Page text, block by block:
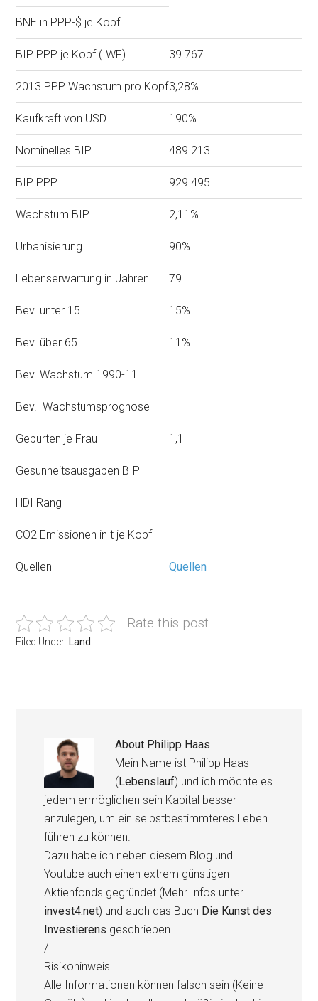
BNE in PPP-$ je Kopf
BIP PPP je Kopf (IWF) 39.767
2013 PPP Wachstum pro Kopf3,28%
Kaufkraft von USD 190%
Nominelles BIP 489.213
BIP PPP 929.495
Wachstum BIP 2,11%
Urbanisierung 90%
Lebenserwartung in Jahren 79
Bev. unter 15 15%
Bev. über 65 11%
Bev. Wachstum 1990-11
Bev. Wachstumsprognose
Geburten je Frau 1,1
Gesunheitsausgaben BIP
HDI Rang
CO2 Emissionen in t je Kopf
Quellen Quellen
Rate this post
Filed Under: Land
About Philipp Haas
Mein Name ist Philipp Haas
(Lebenslauf) und ich möchte es
jedem ermöglichen sein Kapital besser
anzulegen, um ein selbstbestimmteres Leben
führen zu können.
Dazu habe ich neben diesem Blog und
Youtube auch einen extrem günstigen
Aktienfonds gegründet (Mehr Infos unter
invest4.net) und auch das Buch Die Kunst des
Investierens geschrieben.
/
Risikohinweis
Alle Informationen können falsch sein (Keine